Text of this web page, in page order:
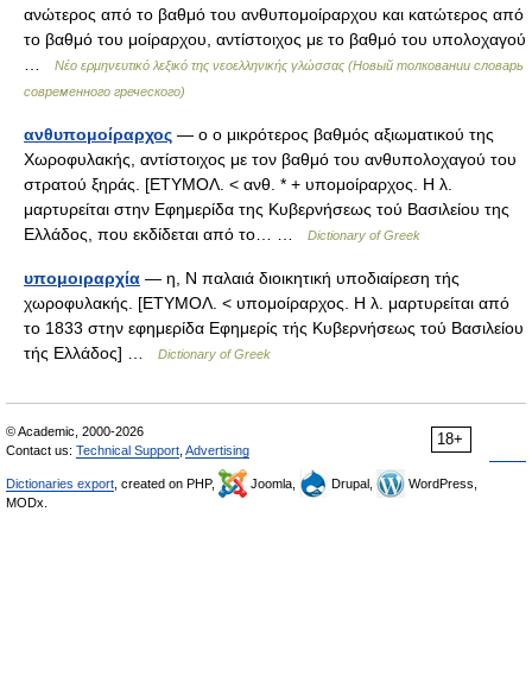
ανώτερος από το βαθμό του ανθυπομοίραρχου και κατώτερος από
το βαθμό του μοίραρχου, αντίστοιχος με το βαθμό του υπολοχαγού
Νέο ερμηνευτικό λεξικό της νεοελληνικής γλώσσας (Новый толковании словарь
современного греческого)
ανθυπομοίραρχος — ο ο μικρότερος βαθμός αξιωματικού της
Χωροφυλακής, αντίστοιχος με τον βαθμό του ανθυπολοχαγού του
στρατού ξηράς. [ΕΤΥΜΟΛ. < ανθ. * + υπομοίραρχος. Η λ.
μαρτυρείται στην Εφημερίδα της Κυβερνήσεως τού Βασιλείου της
Ελλάδος, που εκδίδεται από το… …
Dictionary of Greek
υπομοιραρχία — η, Ν παλαιά διοικητική υποδιαίρεση τής
χωροφυλακής. [ΕΤΥΜΟΛ. < υπομοίραρχος. Η λ. μαρτυρείται από
το 1833 στην εφημερίδα Εφημερίς τής Κυβερνήσεως τού Βασιλείου
τής Ελλάδος] …
Dictionary of Greek
18+
© Academic, 2000-2026
Contact us: Technical Support Advertising
Dictionaries export , created on PHP, Joomla, Drupal,
WordPress,
MODx.